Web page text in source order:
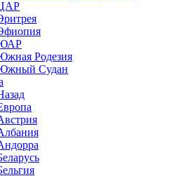
Родезия
Судан